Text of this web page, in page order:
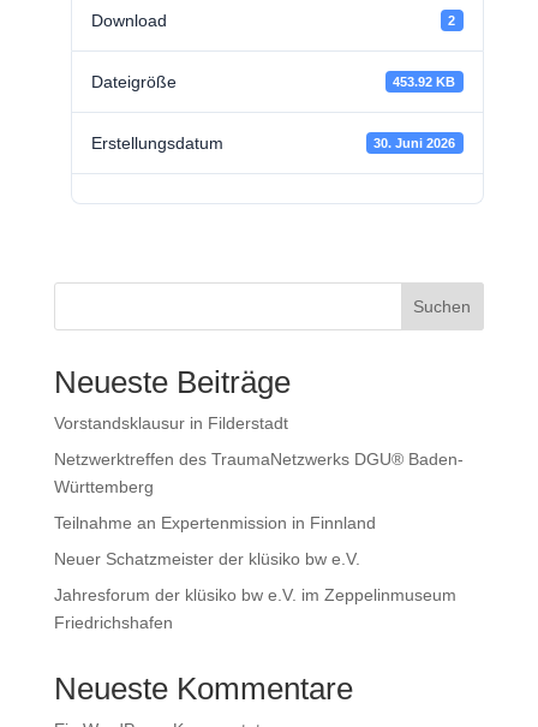
Download 2
Dateigröße 453.92 KB
Erstellungsdatum 30. Juni 2026
Suchen
Neueste Beiträge
Vorstandsklausur in Filderstadt
Netzwerktreffen des TraumaNetzwerks DGU® Baden-
Württemberg
Teilnahme an Expertenmission in Finnland
Neuer Schatzmeister der klüsiko bw e.V.
Jahresforum der klüsiko bw e.V. im Zeppelinmuseum
Friedrichshafen
Neueste Kommentare